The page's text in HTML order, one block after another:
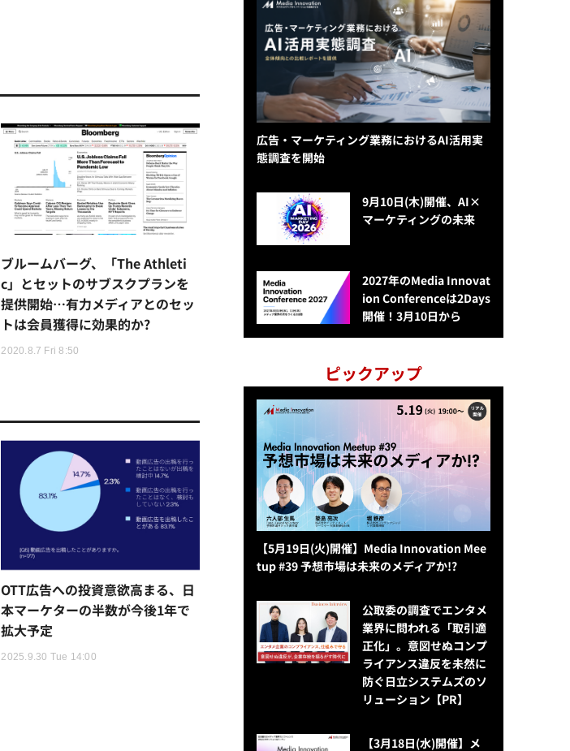
ブルームバーグ、「The Athleti
c」とセットのサブスクプランを
提供開始…有力メディアとのセッ
トは会員獲得に効果的か?
2020.8.7 Fri 8:50
OTT広告への投資意欲高まる、日
本マーケターの半数が今後1年で
拡大予定
2025.9.30 Tue 14:00
広告・マーケティング業務におけるAI活用実
態調査を開始
9月10日(木)開催、AI×
マーケティングの未来
2027年のMedia Innovat
ion Conferenceは2Days
開催！3月10日から
ピックアップ
【5月19日(火)開催】Media Innovation Mee
tup #39 予想市場は未来のメディアか!?
公​​取委の調査でエンタメ
業界に問われる「取引適
正化」。意図せぬコンプ
ライアンス違反を未然に
防ぐ日立システムズのソ
リューション​【PR】
【3月18日(水)開催】メ